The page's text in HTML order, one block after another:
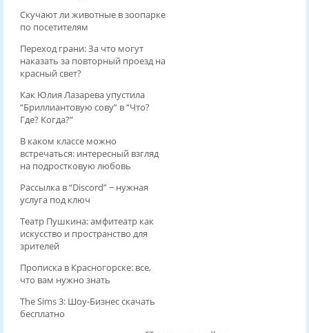
Скучают ли животные в зоопарке
по посетителям
Переход грани: За что могут
наказать за повторный проезд на
красный свет?
Как Юлия Лазарева упустила
“Бриллиантовую сову” в “Что?
Где? Когда?”
В каком классе можно
встречаться: интересный взгляд
на подростковую любовь
Рассылка в “Discord” − нужная
услуга под ключ
Театр Пушкина: амфитеатр как
искусство и пространство для
зрителей
Прописка в Красногорске: все,
что вам нужно знать
The Sims 3: Шоу-Бизнес скачать
бесплатно